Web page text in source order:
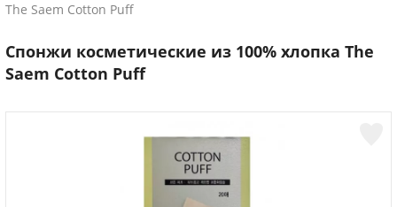
The Saem Cotton Puff
Спонжи косметические из 100% хлопка The
Saem Cotton Puff